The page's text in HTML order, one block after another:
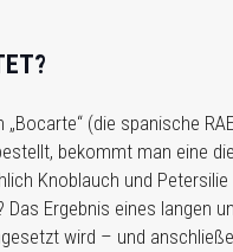
(die spanische
bekommt man eine
Knoblauch und
Das Ergebnis eines langen
wird – und